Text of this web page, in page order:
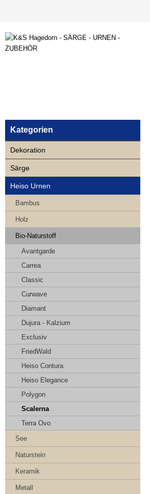
Kategorien
Dekoration
Särge
Heiso Urnen
Bambus
Holz
Bio-Naturstoff
Avantgarde
Carrea
Classic
Curwave
Diamant
Dujura - Kalzium
Exclusiv
FriedWald
Heiso Contura
Heiso Elegance
Polygon
Scalerna
Terra Ovo
See
Naturstein
Keramik
Metall